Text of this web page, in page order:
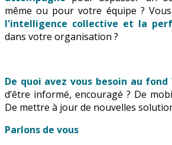
même ou pour votre équipe ?
l'intelligence collective et la
dans votre organisation ?
De quoi avez vous besoin au fond
d’être informé, encouragé ? De
De mettre à jour de nouvelles
Parlons de vous